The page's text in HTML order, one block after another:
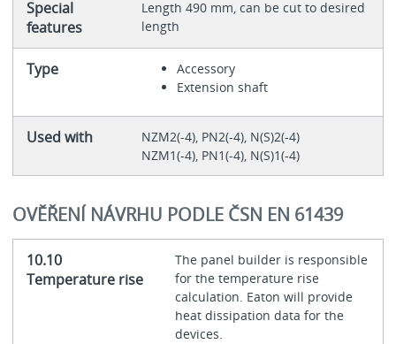
Special
features
Length 490 mm, can be cut to desired
length
Type
Accessory
Extension shaft
Used with
NZM2(-4), PN2(-4), N(S)2(-4)
NZM1(-4), PN1(-4), N(S)1(-4)
OVĚŘENÍ NÁVRHU PODLE ČSN EN 61439
10.10
Temperature rise
The panel builder is responsible
for the temperature rise
calculation. Eaton will provide
heat dissipation data for the
devices.